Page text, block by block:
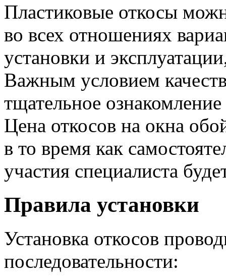
Пластиковые откосы
во всех отношениях
установки и
Важным условием
тщательное
Цена откосов на окна
в то время как
участия специалиста
Правила установки
Установка откосов
последовательности: